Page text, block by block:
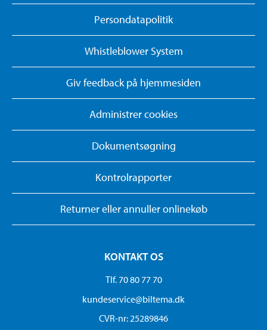
Persondatapolitik
Whistleblower System
Giv feedback på hjemmesiden
Administrer cookies
Dokumentsøgning
Kontrolrapporter
Returner eller annuller onlinekøb
KONTAKT OS
Tlf. 70 80 77 70
kundeservice@biltema.dk
CVR-nr: 25289846